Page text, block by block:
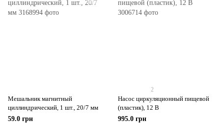
Мешальник магнитный
циллиндрический, 1 шт., 20/7 мм
59.0 грн
2
Насос циркуляционный пищевой
(пластик), 12 В
995.0 грн